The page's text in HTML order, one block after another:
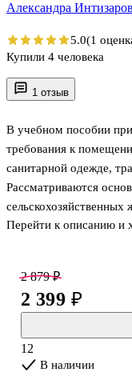
1 отзыв
В учебном пособии
требования к
санитарной одежде,
Рассматриваются
сельскохозяйственных
для человека и
Учебное пособие
Федерального
среднего
изучению дисциплины
зоогигиены», и
Перейти к описанию и
Александра
5.0(1
Купили 4 человека
2 879 ₽
2 399 ₽
12
В наличии